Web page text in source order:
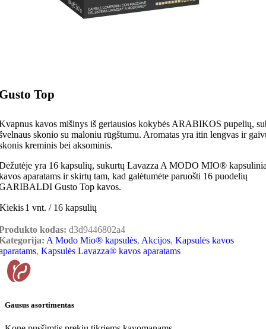
Top
kavos mišinys iš geriausios kokybės ARABIKOS pupelių,
skonio su maloniu rūgštumu. Aromatas yra itin lengvas ir
kreminis bei aksominis.
yra 16 kapsulių, sukurtų Lavazza A MODO MIO®
aparatams ir skirtų tam, kad galėtumėte paruošti 16 puodelių
Gusto Top kavos.
Kiekis1 vnt. / 16 kapsulių
kodas: d3d9446802a4
A Modo Mio® kapsulės, Akcijos, Kapsulės kavos
, Kapsulės Lavazza® kavos aparatams
Gausus asortimentas